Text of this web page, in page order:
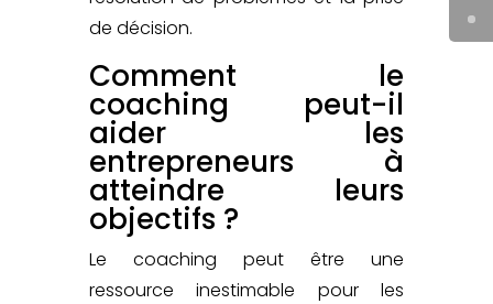
de décision.
Comment le
coaching peut-il
aider les
entrepreneurs à
atteindre leurs
objectifs ?
Le coaching peut être une
ressource inestimable pour les